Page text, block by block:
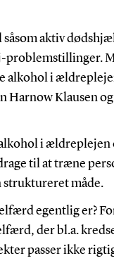
aktiv
problemstillinger.
alkohol i
Harnow Klausen
i ældreplejen
til at træne
måde.
egentlig er?
der bl.a.
passer ikke